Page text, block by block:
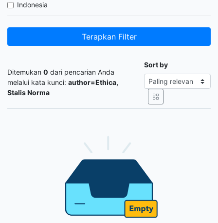
Indonesia
Terapkan Filter
Ditemukan 0 dari pencarian Anda
melalui kata kunci: author=Ethica,
Stalis Norma
Sort by